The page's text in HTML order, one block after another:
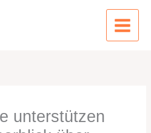
unterstützen